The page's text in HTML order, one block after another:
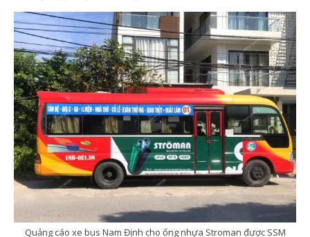
Quảng cáo xe bus Nam Định cho ống nhựa Stroman được SSM